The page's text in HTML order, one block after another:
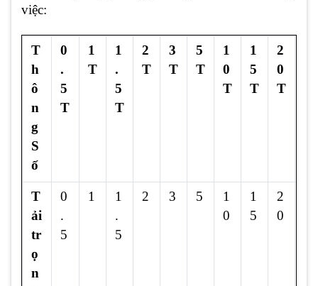
việc:
T
h
ô
n
g
S
ố
0
.
5
T
1
T
1
.
5
T
2
T
3
T
5
T
1
0
T
1
5
T
2
0
T
T
ải
tr
ọ
n
0
.
5
1
1
.
5
2 3 5
1
0
1
5
2
0